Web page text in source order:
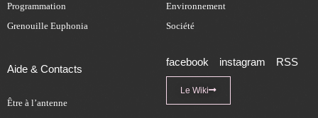
Programmation
Grenouille Euphonia
Environnement
Société
Aide & Contacts
Être à l’antenne
facebook instagram RSS
Le Wiki